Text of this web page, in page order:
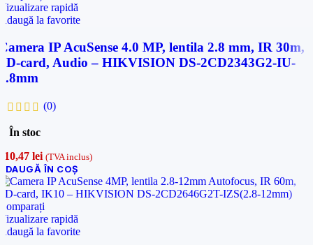
rapidă
la favorite
IP AcuSense 4.0 MP, lentila 2.8 mm, IR 30m,
card, Audio – HIKVISION DS-2CD2343G2-IU-
(0)
În stoc
lei (TVA inclus)
ÎN COȘ
rapidă
la favorite